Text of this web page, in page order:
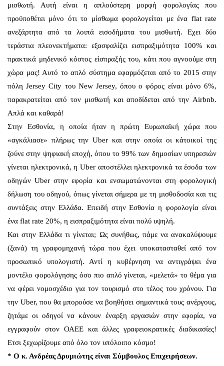
μισθωτή. Αυτή είναι η απλούστερη μορφή φορολογίας που
προϋποθέτει μόνο ότι το μίσθωμα φορολογείται με ένα flat rate
ανεξάρτητα από τα λοιπά εισοδήματα του μισθωτή. Εχει δύο
τεράστια πλεονεκτήματα: εξασφαλίζει εισπραξιμότητα 100% και
πρακτικά μηδενικό κόστος είσπραξής του, κάτι που αγνοούμε στη
χώρα μας! Αυτό το απλό σύστημα εφαρμόζεται από το 2015 στην
πόλη Jersey City του New Jersey, όπου ο φόρος είναι μόνο 6%,
παρακρατείται από τον μισθωτή και αποδίδεται από την Airbnb.
Απλά και καθαρά!
Στην Εσθονία, η οποία ήταν η πρώτη Ευρωπαϊκή χώρα που
«αγκάλιασε» πλήρως την Uber και στην οποία οι κάτοικοί της
ζούνε στην ψηφιακή εποχή, όπου το 99% των δημοσίων υπηρεσιών
γίνεται ηλεκτρονικά, η Uber αποστέλλει ηλεκτρονικά τα έσοδα των
οδηγών Uber στην εφορία και ενσωματώνονται στη φορολογική
δήλωση του οδηγού, όπως γίνεται σήμερα με τη μισθοδοσία και τις
συντάξεις στην Ελλάδα. Επειδή στην Εσθονία η φορολογία είναι
ένα flat rate 20%, η εισπραξιμότητα είναι πολύ υψηλή.
Και στην Ελλάδα τι γίνεται; Ως συνήθως, πάμε να ανακαλύψουμε
(ξανά) τη γραφομηχανή τώρα που έχει υποκατασταθεί από τον
προσωπικό υπολογιστή. Αντί η κυβέρνηση να αντιγράψει ένα
μοντέλο φορολόγησης όσο πιο απλό γίνεται, «μελετά» το θέμα για
να φέρει νομοσχέδιο για τον τουρισμό στο τέλος του χρόνου. Για
την Uber, που θα μπορούσε να βοηθήσει σημαντικά τους ανέργους,
ζητάμε οι οδηγοί να κάνουν έναρξη εργασιών στην εφορία, να
εγγραφούν στον ΟΑΕΕ και άλλες γραφειοκρατικές διαδικασίες!
Ετσι ξεχωρίζουμε από όλο τον υπόλοιπο κόσμο!
* Ο κ. Ανδρέας Δρυμιώτης είναι Σύμβουλος Επιχειρήσεων.